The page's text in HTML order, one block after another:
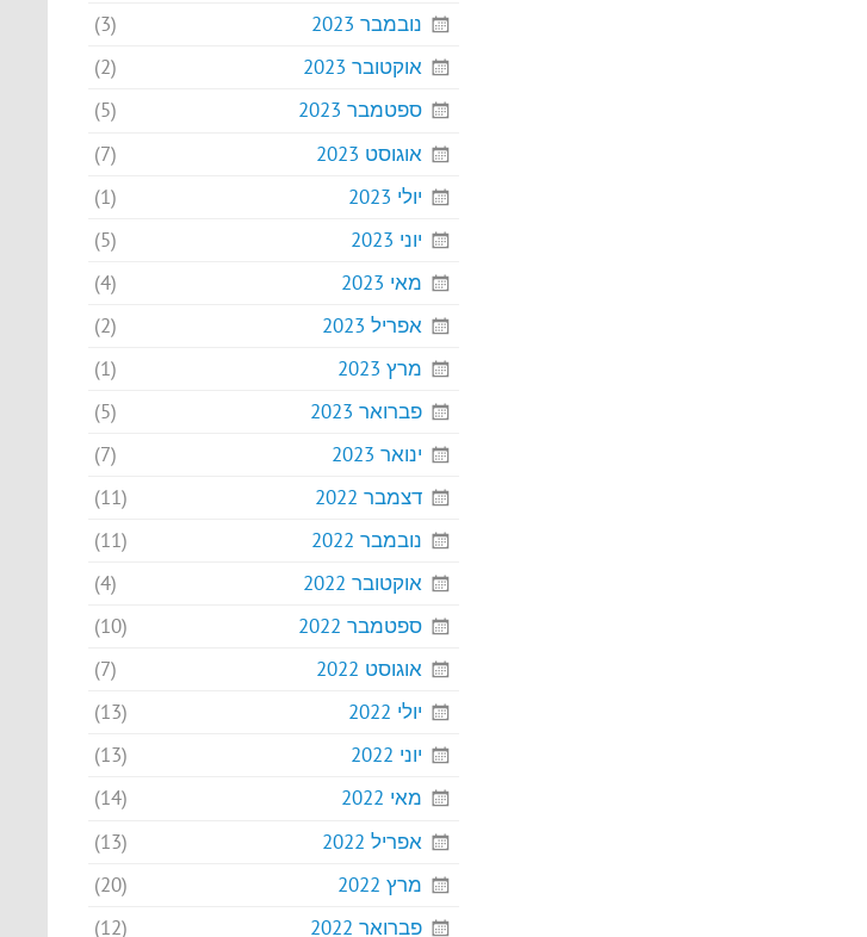
נובמבר 2023
(3)
אוקטובר 2023
(2)
ספטמבר 2023
(5)
אוגוסט 2023
(7)
יולי 2023
(1)
יוני 2023
(5)
מאי 2023
(4)
אפריל 2023
(2)
מרץ 2023
(1)
פברואר 2023
(5)
ינואר 2023
(7)
דצמבר 2022
(11)
נובמבר 2022
(11)
אוקטובר 2022
(4)
ספטמבר 2022
(10)
אוגוסט 2022
(7)
יולי 2022
(13)
יוני 2022
(13)
מאי 2022
(14)
אפריל 2022
(13)
מרץ 2022
(20)
פברואר 2022
(12)